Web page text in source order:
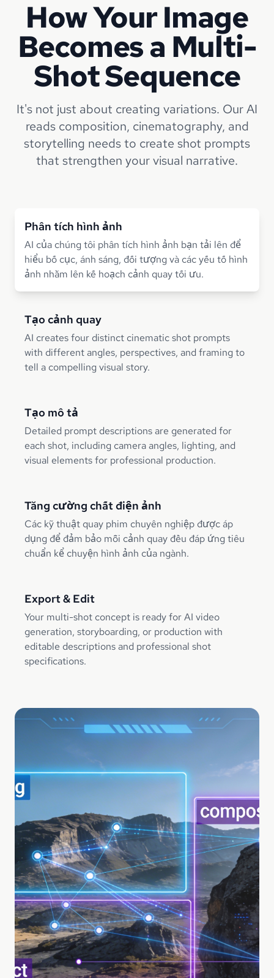
How Your Image
Becomes a Multi-
Shot Sequence
It's not just about creating variations. Our AI
reads composition, cinematography, and
storytelling needs to create shot prompts
that strengthen your visual narrative.
Phân tích hình ảnh
AI của chúng tôi phân tích hình ảnh bạn tải lên để
hiểu bố cục, ánh sáng, đối tượng và các yếu tố hình
ảnh nhằm lên kế hoạch cảnh quay tối ưu.
Tạo cảnh quay
AI creates four distinct cinematic shot prompts
with different angles, perspectives, and framing to
tell a compelling visual story.
Tạo mô tả
Detailed prompt descriptions are generated for
each shot, including camera angles, lighting, and
visual elements for professional production.
Tăng cường chất điện ảnh
Các kỹ thuật quay phim chuyên nghiệp được áp
dụng để đảm bảo mỗi cảnh quay đều đáp ứng tiêu
chuẩn kể chuyện hình ảnh của ngành.
Export & Edit
Your multi-shot concept is ready for AI video
generation, storyboarding, or production with
editable descriptions and professional shot
specifications.